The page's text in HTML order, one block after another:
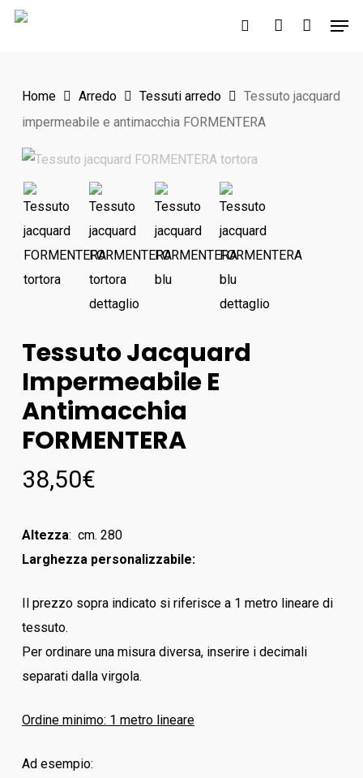
Skip
search account
Home Arredo Tessuti arredo
Tessuto jacquard
impermeabile e antimacchia FORMENTERA
Tessuto Jacquard
Impermeabile E
Antimacchia
FORMENTERA
38,50€
Altezza: cm. 280
Larghezza personalizzabile:
Il prezzo sopra indicato si riferisce a 1 metro lineare di
tessuto.
Per ordinare una misura diversa, inserire i decimali
separati dalla virgola.
Ordine minimo: 1 metro lineare
Ad esempio: